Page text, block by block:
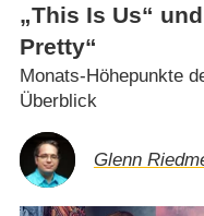
„This Is Us“
Pretty“
Monats-Höhepunkte
Überblick
Glenn